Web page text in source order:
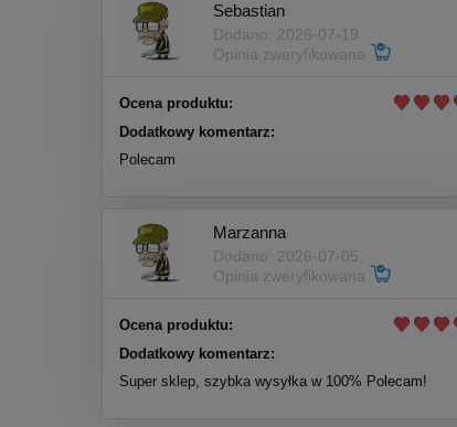
Sebastian
Dodano: 2026-07-19
Opinia zweryfikowana
Ocena produktu:
Dodatkowy komentarz:
Polecam
Marzanna
Dodano: 2026-07-05
Opinia zweryfikowana
Ocena produktu:
Dodatkowy komentarz:
Super sklep, szybka wysyłka w 100% Polecam!